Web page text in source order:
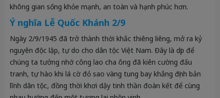
không gian sống khỏe mạnh, an toàn và hạnh phúc hơn.
Ý nghĩa Lễ Quốc Khánh 2/9
Ngày 2/9/1945 đã trở thành thời khắc thiêng liêng, mở ra kỷ
nguyên độc lập, tự do cho dân tộc Việt Nam. Đây là dịp để
chúng ta tưởng nhớ công lao cha ông đã kiên cường đấu
tranh, tự hào khi lá cờ đỏ sao vàng tung bay khẳng định bản
lĩnh dân tộc, đồng thời khơi dậy tinh thần đoàn kết để cùng